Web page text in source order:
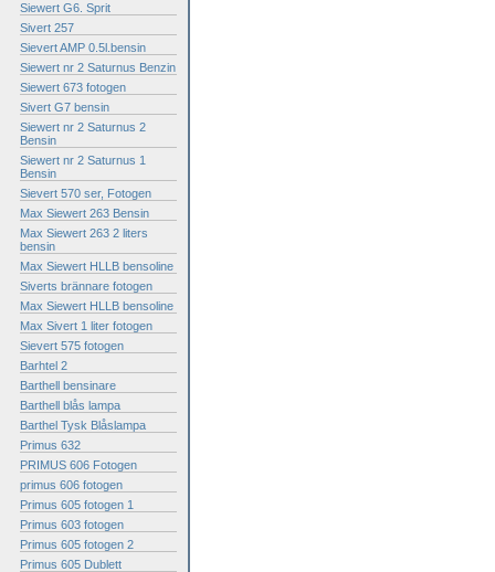
Siewert G6. Sprit
Sivert 257
Sievert AMP 0.5l.bensin
Siewert nr 2 Saturnus Benzin
Siewert 673 fotogen
Sivert G7 bensin
Siewert nr 2 Saturnus 2
Bensin
Siewert nr 2 Saturnus 1
Bensin
Sievert 570 ser, Fotogen
Max Siewert 263 Bensin
Max Siewert 263 2 liters
bensin
Max Siewert HLLB bensoline
Siverts brännare fotogen
Max Siewert HLLB bensoline
Max Sivert 1 liter fotogen
Sievert 575 fotogen
Barhtel 2
Barthell bensinare
Barthell blås lampa
Barthel Tysk Blåslampa
Primus 632
PRIMUS 606 Fotogen
primus 606 fotogen
Primus 605 fotogen 1
Primus 603 fotogen
Primus 605 fotogen 2
Primus 605 Dublett